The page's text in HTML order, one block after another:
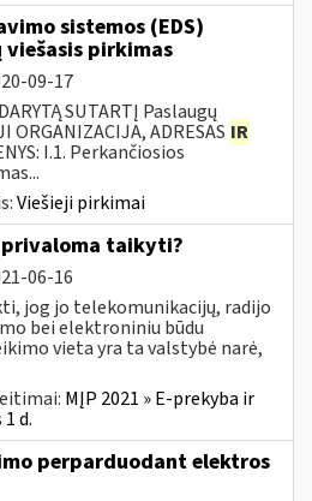
sistemos (EDS)
pirkimas
09-17
SUTARTĮ Paslaugų
ADRESAS IR
I.1. Perkančiosios
Viešieji pirkimai
privaloma taikyti?
06-16
jog jo telekomunikacijų, radijo
bei elektroniniu būdu
vieta yra ta valstybė narė,
MĮP 2021 » E-prekyba ir
d.
perparduodant elektros